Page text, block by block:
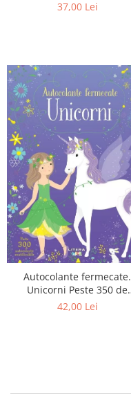
37,00 Lei
Autocolante fermecate.
Unicorni Peste 350 de
autocolante reutilizabile
42,00 Lei